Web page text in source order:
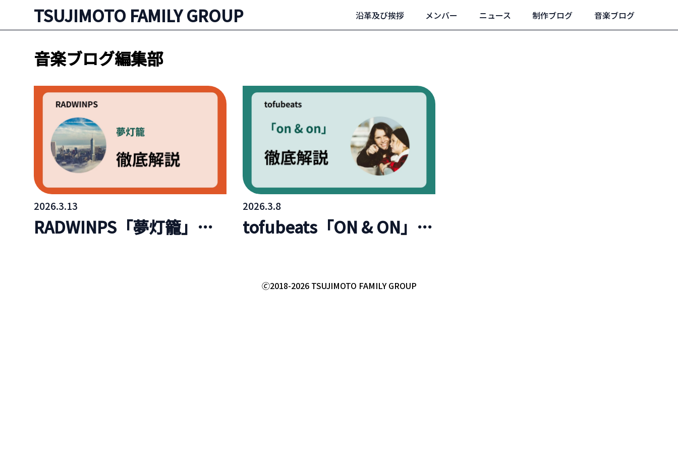
TSUJIMOTO FAMILY GROUP 沿革及び挨拶 メンバー ニュース 制作ブログ 音楽ブログ
音楽ブログ編集部
2026.3.13
RADWINPS「夢灯籠」ラ
2026.3.8
tofubeats「ON & ON」ラ
🄫2018-2026 TSUJIMOTO FAMILY GROUP